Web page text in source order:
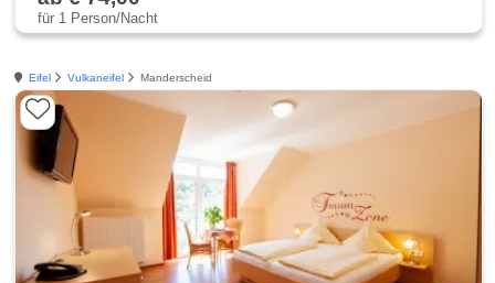
für 1 Person/Nacht
Eifel Vulkaneifel Manderscheid